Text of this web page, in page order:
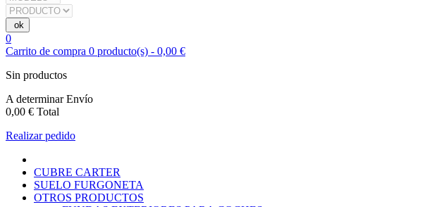
0
Carrito de compra 0 producto(s) - 0,00 €
Sin productos
A determinarEnvío
0,00 € Total
Realizar pedido
CUBRE CARTER
SUELO FURGONETA
OTROS PRODUCTOS